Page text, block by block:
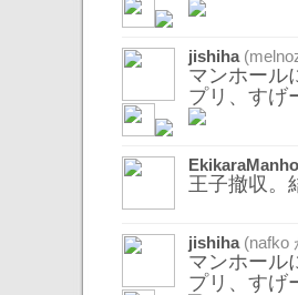
jishiha(
マンホール
プリ、すげ
王子撤収。
jishiha(nafko
マンホール
プリ、すげ